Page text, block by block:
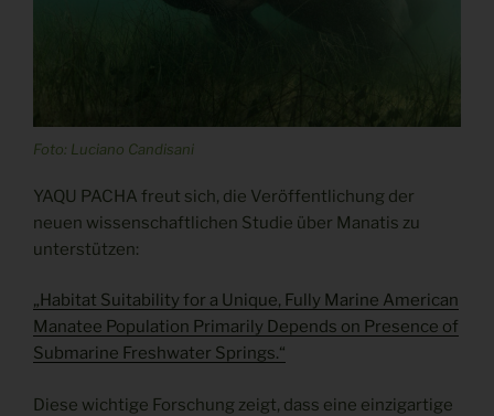
Foto: Luciano Candisani
YAQU PACHA freut sich, die Veröffentlichung der
neuen wissenschaftlichen Studie über Manatis zu
unterstützen:
„Habitat Suitability for a Unique, Fully Marine American
Manatee Population Primarily Depends on Presence of
Submarine Freshwater Springs.“
Diese wichtige Forschung zeigt, dass eine einzigartige